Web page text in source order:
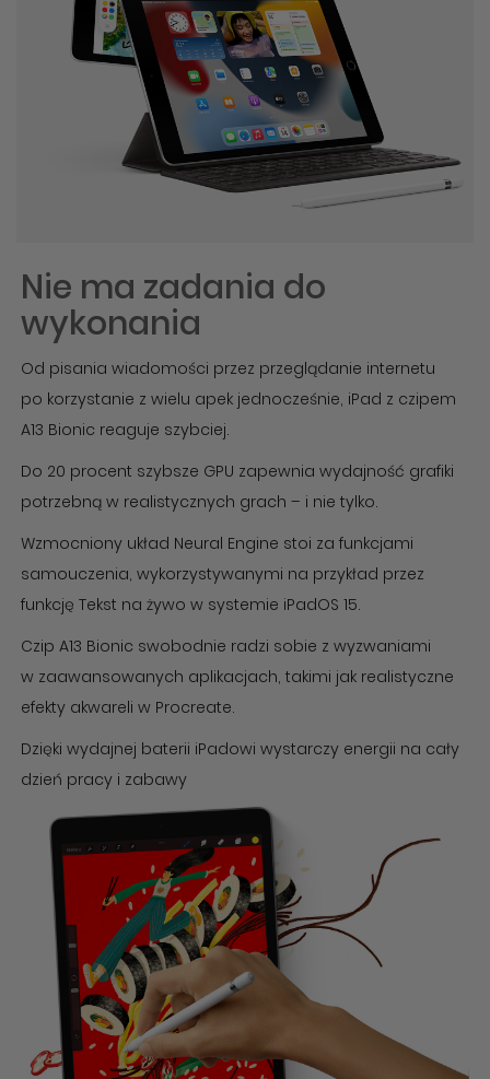
Nie ma zadania do
wykonania
Od pisania wiadomości przez przeglądanie internetu
po korzystanie z wielu apek jednocześnie, iPad z czipem
A13 Bionic reaguje szybciej.
Do 20 procent szybsze GPU zapewnia wydajność grafiki
potrzebną w realistycznych grach – i nie tylko.
Wzmocniony układ Neural Engine stoi za funkcjami
samouczenia, wykorzystywanymi na przykład przez
funkcję Tekst na żywo w systemie iPadOS 15.
Czip A13 Bionic swobodnie radzi sobie z wyzwaniami
w zaawansowanych aplikacjach, takimi jak realistyczne
efekty akwareli w Procreate.
Dzięki wydajnej baterii iPadowi wystarczy energii na cały
dzień pracy i zabawy